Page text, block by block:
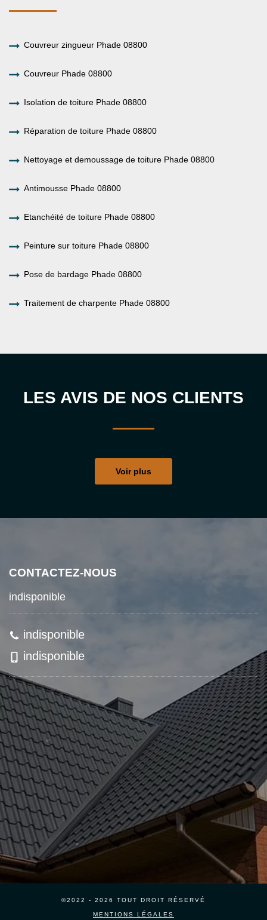
Couvreur zingueur Phade 08800
Couvreur Phade 08800
Isolation de toiture Phade 08800
Réparation de toiture Phade 08800
Nettoyage et demoussage de toiture Phade 08800
Antimousse Phade 08800
Etanchéité de toiture Phade 08800
Peinture sur toiture Phade 08800
Pose de bardage Phade 08800
Traitement de charpente Phade 08800
LES AVIS DE NOS CLIENTS
Voir plus
CONTACTEZ-NOUS
indisponible
indisponible
indisponible
©2022 - 2026 TOUT DROIT RÉSERVÉ
MENTIONS LÉGALES